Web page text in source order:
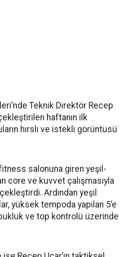
Teknik Direktör Recep
haftanın ilk
hırslı ve istekli görüntüsü
salonuna giren yeşil-
core ve kuvvet çalışmasıyla
Ardından yeşil
yüksek tempoda yapılan 5’e
ve top kontrolü üzerinde